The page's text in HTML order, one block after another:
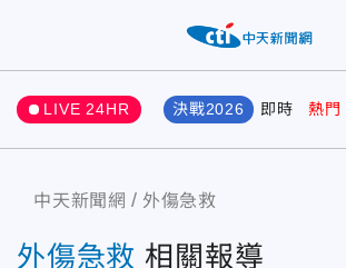
LIVE 24HR 決戰2026 即時 熱門
中天新聞網 外傷急救
外傷急救 相關報導